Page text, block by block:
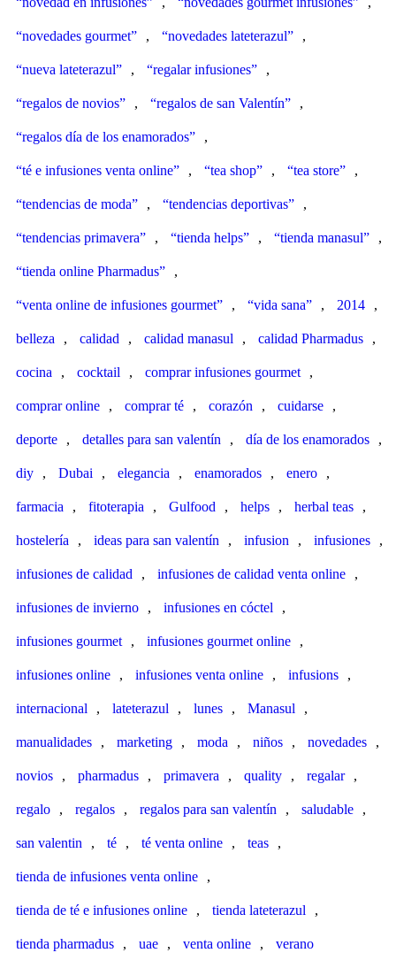
“novedades gourmet” , “novedades lateterazul” ,
“nueva lateterazul” , “regalar infusiones” ,
“regalos de novios” , “regalos de san Valentín” ,
“regalos día de los enamorados” ,
“té e infusiones venta online” , “tea shop” , “tea store” ,
“tendencias de moda” , “tendencias deportivas” ,
“tendencias primavera” , “tienda helps” , “tienda manasul” ,
“tienda online Pharmadus” ,
“venta online de infusiones gourmet” , “vida sana” , 2014 ,
belleza , calidad , calidad manasul , calidad Pharmadus ,
cocina , cocktail , comprar infusiones gourmet ,
comprar online , comprar té , corazón , cuidarse ,
deporte , detalles para san valentín , día de los enamorados ,
diy , Dubai , elegancia , enamorados , enero ,
farmacia , fitoterapia , Gulfood , helps , herbal teas ,
hostelería , ideas para san valentín , infusion , infusiones ,
infusiones de calidad , infusiones de calidad venta online ,
infusiones de invierno , infusiones en cóctel ,
infusiones gourmet , infusiones gourmet online ,
infusiones online , infusiones venta online , infusions ,
internacional , lateterazul , lunes , Manasul ,
manualidades , marketing , moda , niños , novedades ,
novios , pharmadus , primavera , quality , regalar ,
regalo , regalos , regalos para san valentín , saludable ,
san valentin , té , té venta online , teas ,
tienda de infusiones venta online ,
tienda de té e infusiones online , tienda lateterazul ,
tienda pharmadus , uae , venta online , verano